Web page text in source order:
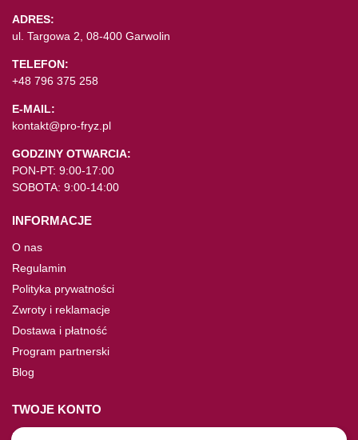
ADRES:
ul. Targowa 2, 08-400 Garwolin
TELEFON:
+48 796 375 258
E-MAIL:
kontakt@pro-fryz.pl
GODZINY OTWARCIA:
PON-PT: 9:00-17:00
SOBOTA: 9:00-14:00
INFORMACJE
O nas
Regulamin
Polityka prywatności
Zwroty i reklamacje
Dostawa i płatność
Program partnerski
Blog
TWOJE KONTO
Moje konto